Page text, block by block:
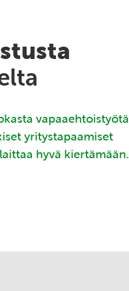
vapaaehtoistyötä
yritystapaamiset
hyvä kiertämään.